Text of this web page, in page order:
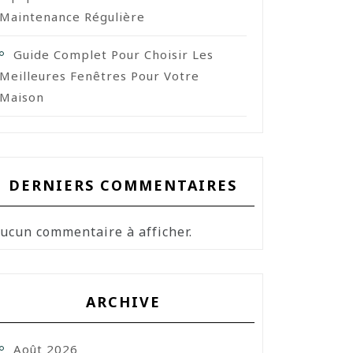
Maintenance Régulière
Guide Complet Pour Choisir Les
Meilleures Fenêtres Pour Votre
Maison
DERNIERS COMMENTAIRES
commentaire à afficher.
ARCHIVE
Août 2026